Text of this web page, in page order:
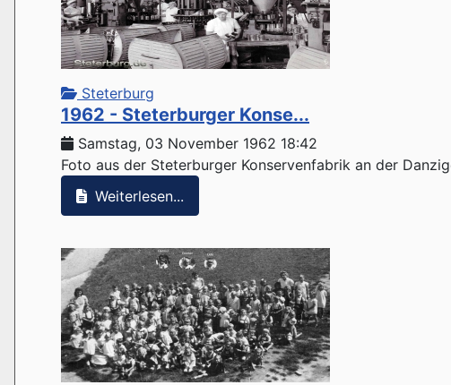
Steterburg
1962 - Steterburger Konse...
Samstag, 03 November 1962 18:42
Foto aus der Steterburger Konservenfabrik an der
Weiterlesen...